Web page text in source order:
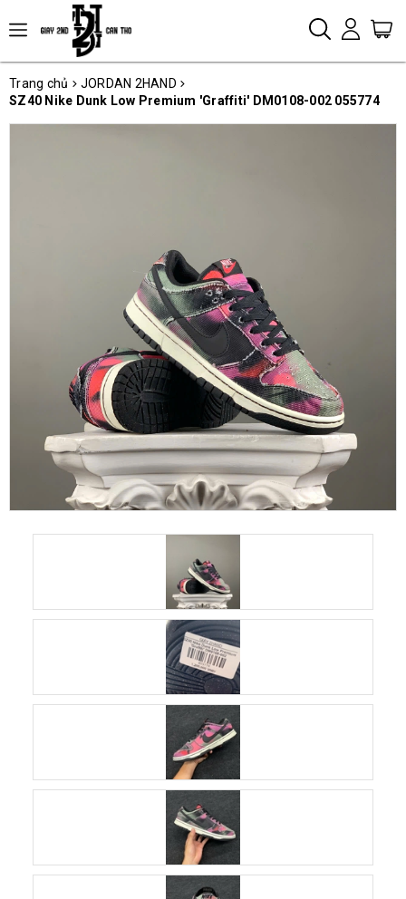
Trang chủ
JORDAN 2HAND
SZ40 Nike Dunk Low Premium 'Graffiti' DM0108-002 055774